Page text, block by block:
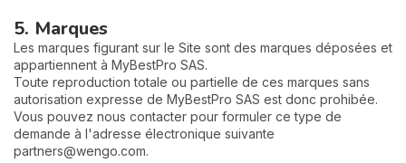
5. Marques
Les marques figurant sur le Site sont des marques déposées et
appartiennent à MyBestPro SAS.
Toute reproduction totale ou partielle de ces marques sans
autorisation expresse de MyBestPro SAS est donc prohibée.
Vous pouvez nous contacter pour formuler ce type de
demande à l'adresse électronique suivante
partners@wengo.com.